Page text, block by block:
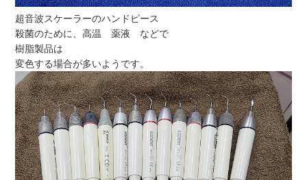
超音波スケーラーのハンドピース
殺菌のために、高温 薬液 などで
樹脂製品は
変色する場合が多いようです。